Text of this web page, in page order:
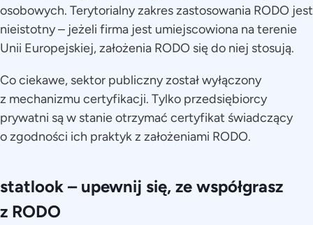
osobowych. Terytorialny zakres zastosowania RODO jest
nieistotny – jeżeli firma jest umiejscowiona na terenie
Unii Europejskiej, założenia RODO się do niej stosują.
Co ciekawe, sektor publiczny został wyłączony
z mechanizmu certyfikacji. Tylko przedsiębiorcy
prywatni są w stanie otrzymać certyfikat świadczący
o zgodności ich praktyk z założeniami RODO.
statlook – upewnij się, ze współgrasz
z RODO